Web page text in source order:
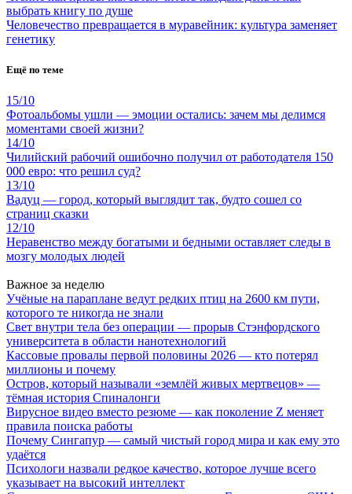
выбрать книгу по душе
Человечество превращается в муравейник: культура заменяет
генетику
Ещё по теме
15/10
Фотоальбомы ушли — эмоции остались: зачем мы делимся
моментами своей жизни?
14/10
Чилийский рабочий ошибочно получил от работодателя 150
000 евро: что решил суд?
13/10
Вадуц — город, который выглядит так, будто сошел со
страниц сказки
12/10
Неравенство между богатыми и бедными оставляет следы в
мозгу молодых людей
Важное за неделю
Учёные на параплане ведут редких птиц на 2600 км пути,
которого те никогда не знали
Свет внутри тела без операции — прорыв Стэнфордского
университета в области нанотехнологий
Кассовые провалы первой половины 2026 — кто потерял
миллионы и почему
Остров, который называли «землёй живых мертвецов» —
тёмная история Спиналонги
Вирусное видео вместо резюме — как поколение Z меняет
правила поиска работы
Почему Сингапур — самый чистый город мира и как ему это
удаётся
Психологи назвали редкое качество, которое лучше всего
указывает на высокий интеллект